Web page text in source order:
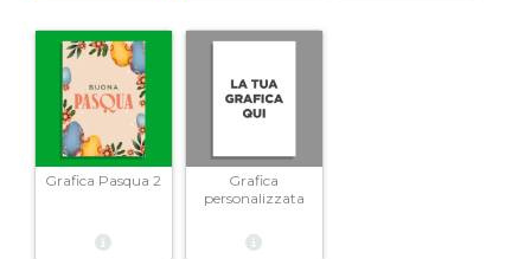
Grafica Pasqua 2
Grafica
personalizzata